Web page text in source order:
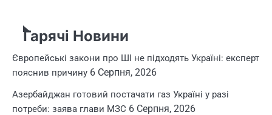
Гарячі Новини
Європейські закони про ШІ не підходять Україні: експерт
пояснив причину 6 Серпня, 2026
Азербайджан готовий постачати газ Україні у разі
потреби: заява глави МЗС 6 Серпня, 2026